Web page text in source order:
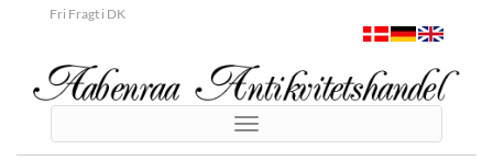
Fri Fragt i DK
Toggle
navigation